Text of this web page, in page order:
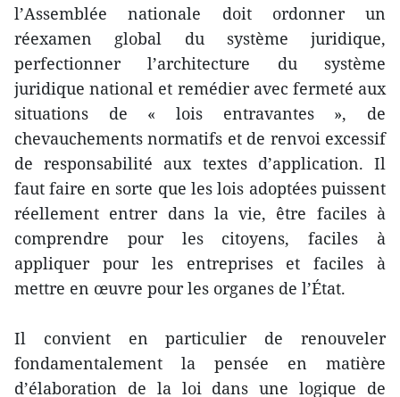
l’Assemblée nationale doit ordonner un
réexamen global du système juridique,
perfectionner l’architecture du système
juridique national et remédier avec fermeté aux
situations de « lois entravantes », de
chevauchements normatifs et de renvoi excessif
de responsabilité aux textes d’application. Il
faut faire en sorte que les lois adoptées puissent
réellement entrer dans la vie, être faciles à
comprendre pour les citoyens, faciles à
appliquer pour les entreprises et faciles à
mettre en œuvre pour les organes de l’État.
Il convient en particulier de renouveler
fondamentalement la pensée en matière
d’élaboration de la loi dans une logique de